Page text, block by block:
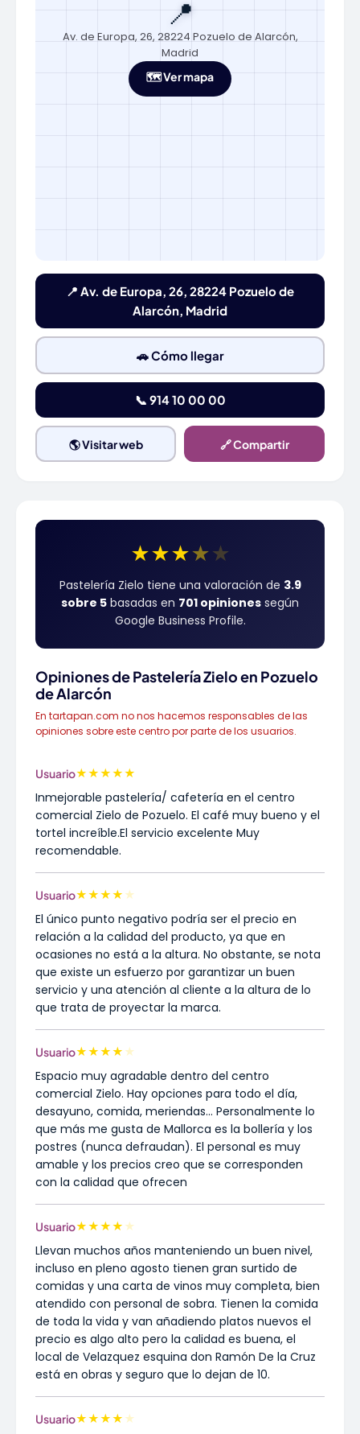
📍
Av. de Europa, 26, 28224 Pozuelo de Alarcón,
Madrid
🗺️ Ver mapa
📍 Av. de Europa, 26, 28224 Pozuelo de
Alarcón, Madrid
🚗 Cómo llegar
📞 914 10 00 00
🌎 Visitar web 🔗 Compartir
★★★★★
Pastelería Zielo tiene una valoración de 3.9
sobre 5 basadas en 701 opiniones según
Google Business Profile.
Opiniones de Pastelería Zielo en Pozuelo
de Alarcón
En tartapan.com no nos hacemos responsables de las
opiniones sobre este centro por parte de los usuarios.
Usuario★★★★★
Inmejorable pastelería/ cafetería en el centro
comercial Zielo de Pozuelo. El café muy bueno y el
tortel increíble.El servicio excelente Muy
recomendable.
Usuario★★★★ ★
El único punto negativo podría ser el precio en
relación a la calidad del producto, ya que en
ocasiones no está a la altura. No obstante, se nota
que existe un esfuerzo por garantizar un buen
servicio y una atención al cliente a la altura de lo
que trata de proyectar la marca.
Usuario★★★★ ★
Espacio muy agradable dentro del centro
comercial Zielo. Hay opciones para todo el día,
desayuno, comida, meriendas... Personalmente lo
que más me gusta de Mallorca es la bollería y los
postres (nunca defraudan). El personal es muy
amable y los precios creo que se corresponden
con la calidad que ofrecen
Usuario★★★★ ★
Llevan muchos años manteniendo un buen nivel,
incluso en pleno agosto tienen gran surtido de
comidas y una carta de vinos muy completa, bien
atendido con personal de sobra. Tienen la comida
de toda la vida y van añadiendo platos nuevos el
precio es algo alto pero la calidad es buena, el
local de Velazquez esquina don Ramón De la Cruz
está en obras y seguro que lo dejan de 10.
Usuario★★★★ ★